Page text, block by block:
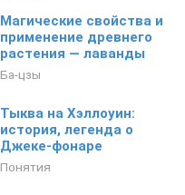
Магические свойства и
применение древнего
растения — лаванды
Ба-цзы
Тыква на Хэллоуин:
история, легенда о
Джеке-фонаре
Понятия